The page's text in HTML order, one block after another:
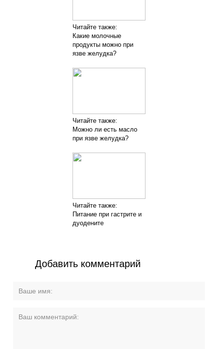
Читайте также:
Какие молочные
продукты можно при
язве желудка?
Читайте также:
Можно ли есть масло
при язве желудка?
Читайте также:
Питание при гастрите и
дуодените
Добавить комментарий